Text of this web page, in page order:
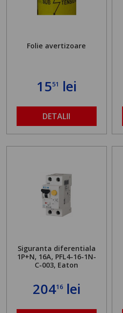
Folie avertizoare
1551 lei
DETALII
Siguranta diferentiala
1P+N, 16A, PFL4-16-1N-
C-003, Eaton
20416lei